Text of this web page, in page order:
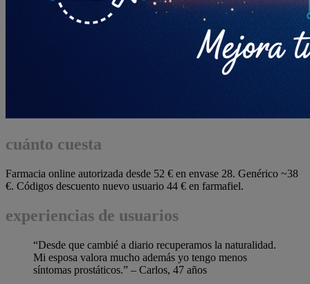
cuánto cuesta
Farmacia online autorizada desde 52 € en envase 28. Genérico ~38
€. Códigos descuento nuevo usuario 44 € en farmafiel.
experiencias de usuarios
“Desde que cambié a diario recuperamos la naturalidad.
Mi esposa valora mucho además yo tengo menos
síntomas prostáticos.” – Carlos, 47 años